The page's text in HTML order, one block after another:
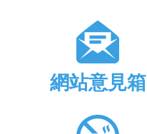
網站意見箱